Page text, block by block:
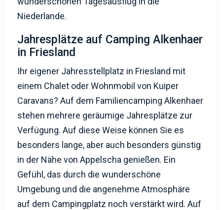
Jahresplätze auf Camping Alkenhaer
in Friesland
Ihr eigener Jahresstellplatz in Friesland mit
einem Chalet oder Wohnmobil von Kuiper
Caravans? Auf dem Familiencamping Alkenhaer
stehen mehrere geräumige Jahresplätze zur
Verfügung. Auf diese Weise können Sie es
besonders lange, aber auch besonders günstig
in der Nähe von Appelscha genießen. Ein
Gefühl, das durch die wunderschöne
Umgebung und die angenehme Atmosphäre
auf dem Campingplatz noch verstärkt wird. Auf
dem Campingplatz finden Sie separate
Stellplätze für Ihr Mobilheim oder Chalet. Die